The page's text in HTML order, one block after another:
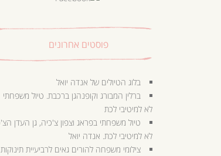
פוסטים אחרונים
בלוג הטיולים של אנדה יואל
ברלין המבורג וקופנהגן ברכבת. טיול משפחתי
לא למיטיבי לכת
טיול משפחתי בפראג וצפון צ'כיה, גן העדן
לא למיטיבי לכת. אנדה יואל
צילומי משפחה להורים גאים לרביעיית תינוקות